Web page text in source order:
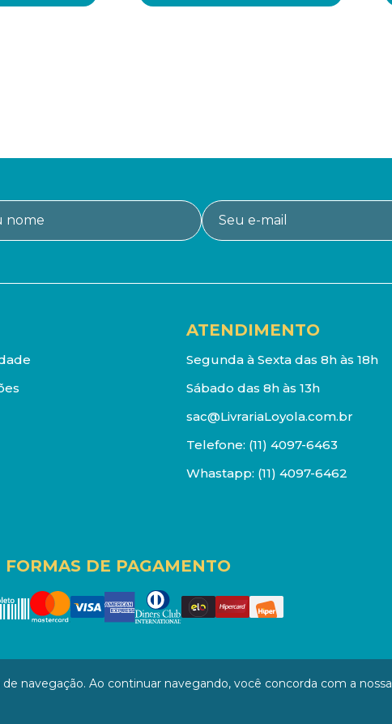
ATENDIMENTO
Segunda à Sexta das 8h às 18h
Sábado das 8h às 13h
sac@LivrariaLoyola.com.br
Telefone: (11) 4097-6463
Whastapp: (11) 4097-6462
FORMAS DE PAGAMENTO
- Rua Senador Feijó - São Paulo / SP - CEP: 01006-000
navegação. Ao continuar navegando, você concorda com a nossa